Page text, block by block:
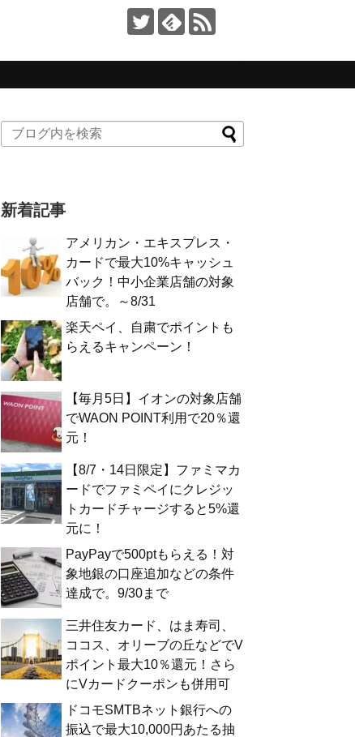
新着記事
アメリカン・エキスプレス・
カードで最大10%キャッシュ
バック！中小企業店舗の対象
店舗で。～8/31
楽天ペイ、自粛でポイントも
らえるキャンペーン！
【毎月5日】イオンの対象店舗
でWAON POINT利用で20％還
元！
【8/7・14日限定】ファミマカ
ードでファミペイにクレジッ
トカードチャージすると5%還
元に！
PayPayで500ptもらえる！対
象地銀の口座追加などの条件
達成で。9/30まで
三井住友カード、はま寿司、
ココス、オリーブの丘などでV
ポイント最大10％還元！さら
にVカードクーポンも併用可
ドコモSMTBネット銀行への
振込で最大10,000円あたる抽